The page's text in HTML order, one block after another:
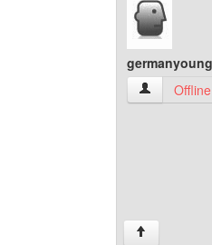
Offline
↑